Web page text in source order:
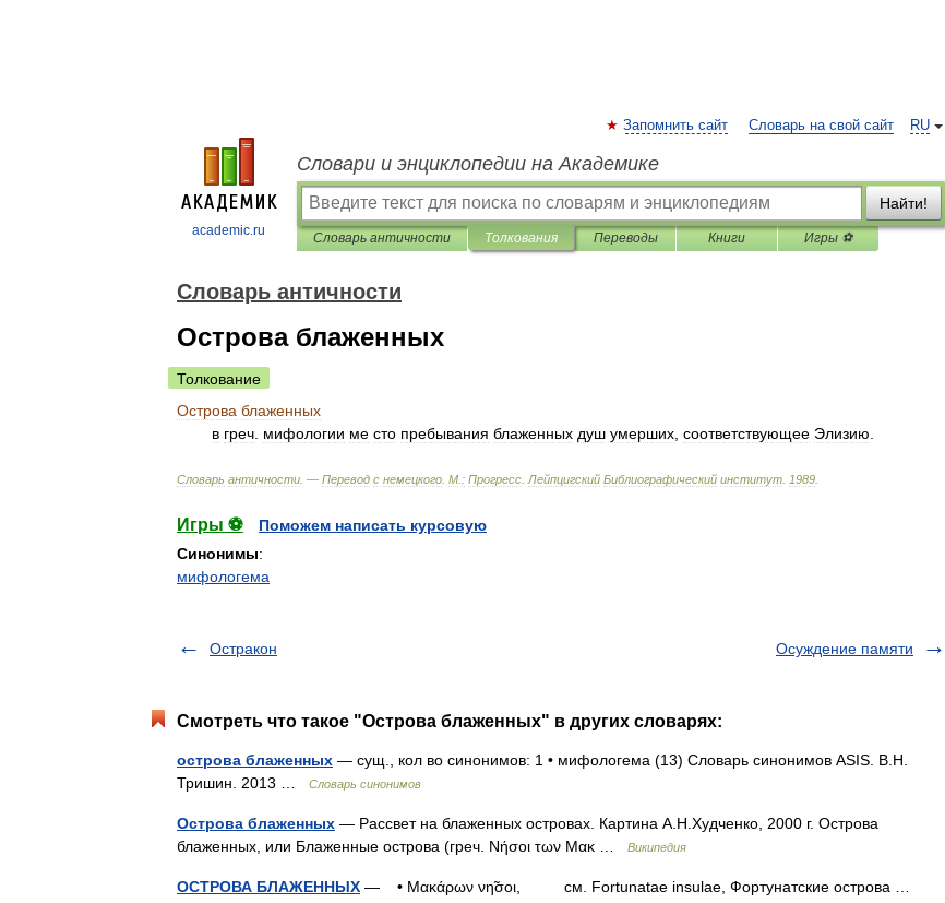
academic.ru
RU
Запомнить сайт Словарь на свой сайт
Словари и энциклопедии на Академике
Найти!
Словарь античности Толкования Переводы Книги Игры ⚽
Словарь античности
Острова блаженных
Толкование
Острова блаженных
в греч мифологии ме сто пребывания блаженных душ умерших соответствующее Элизию
Словарь античности . — Перевод с немецкого М : Прогресс Лейпцигский Библиографический институт 1989
Игры ⚽
Поможем написать курсовую
Синонимы:
мифологема
Остракон Осуждение памяти
Смотреть что такое "Острова блаженных" в других словарях:
острова блаженных — сущ., кол во синонимов: 1 • мифологема (13) Словарь синонимов ASIS. В.Н.
Тришин. 2013 …
Словарь синонимов
Острова блаженных — Рассвет на блаженных островах. Картина А.Н.Худченко, 2000 г. Острова
блаженных, или Блаженные острова (греч. Νήσοι των Μακ …
Википедия
ОСТРОВА БЛАЖЕННЫХ — • Μακάρων νη̃σοι, см. Fortunatae insulae, Фортунатские острова …